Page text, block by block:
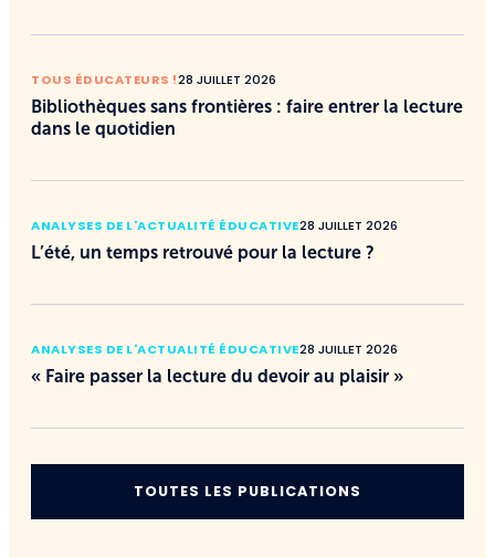
TOUS ÉDUCATEURS !28 JUILLET 2026
Bibliothèques sans frontières : faire entrer la lecture
dans le quotidien
ANALYSES DE L'ACTUALITÉ ÉDUCATIVE28 JUILLET 2026
L’été, un temps retrouvé pour la lecture ?
ANALYSES DE L'ACTUALITÉ ÉDUCATIVE28 JUILLET 2026
« Faire passer la lecture du devoir au plaisir »
TOUTES LES PUBLICATIONS